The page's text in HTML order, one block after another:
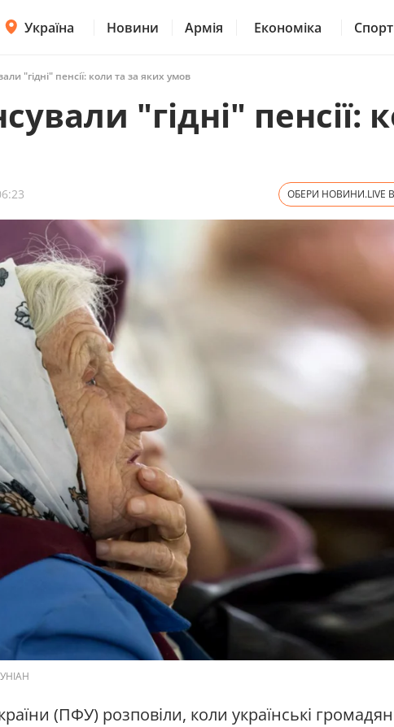
Україна Новини Армія Економіка Спорт
"гідні" пенсії: коли та за яких умов
"гідні" пенсії:
ОБЕРИ НОВИНИ.LIVE В
(ПФУ) розповіли, коли українські